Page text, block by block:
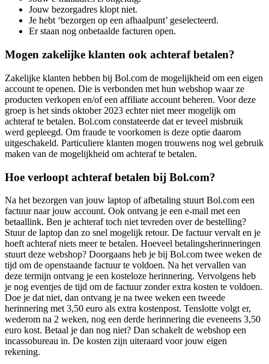
Jouw bezorgadres klopt niet.
Je hebt ‘bezorgen op een afhaalpunt’ geselecteerd.
Er staan nog onbetaalde facturen open.
Mogen zakelijke klanten ook achteraf betalen?
Zakelijke klanten hebben bij Bol.com de mogelijkheid om een eigen
account te openen. Die is verbonden met hun webshop waar ze
producten verkopen en/of een affiliate account beheren. Voor deze
groep is het sinds oktober 2023 echter niet meer mogelijk om
achteraf te betalen. Bol.com constateerde dat er teveel misbruik
werd gepleegd. Om fraude te voorkomen is deze optie daarom
uitgeschakeld. Particuliere klanten mogen trouwens nog wel gebruik
maken van de mogelijkheid om achteraf te betalen.
Hoe verloopt achteraf betalen bij Bol.com?
Na het bezorgen van jouw laptop of afbetaling stuurt Bol.com een
factuur naar jouw account. Ook ontvang je een e-mail met een
betaallink. Ben je achteraf toch niet tevreden over de bestelling?
Stuur de laptop dan zo snel mogelijk retour. De factuur vervalt en je
hoeft achteraf niets meer te betalen. Hoeveel betalingsherinneringen
stuurt deze webshop? Doorgaans heb je bij Bol.com twee weken de
tijd om de openstaande factuur te voldoen. Na het vervallen van
deze termijn ontvang je een kosteloze herinnering. Vervolgens heb
je nog eventjes de tijd om de factuur zonder extra kosten te voldoen.
Doe je dat niet, dan ontvang je na twee weken een tweede
herinnering met 3,50 euro als extra kostenpost. Tenslotte volgt er,
wederom na 2 weken, nog een derde herinnering die eveneens 3,50
euro kost. Betaal je dan nog niet? Dan schakelt de webshop een
incassobureau in. De kosten zijn uiteraard voor jouw eigen
rekening.